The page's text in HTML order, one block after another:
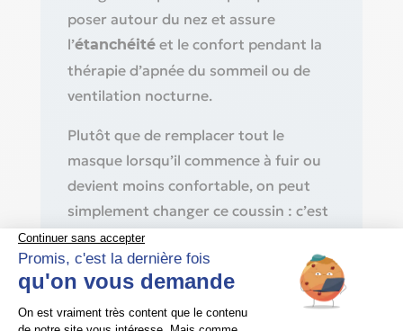
poser autour du nez et assure
l’étanchéitéet le confort pendant la
thérapie d’apnée du sommeil ou de
ventilation nocturne.
Plutôt que de remplacer tout le
masque lorsqu’il commence à fuir ou
devient moins confortable, on peut
simplement changer ce coussin : c’est
lui qui est le plus exposé à l’usure, aux
frottements et aux résidus de
sécrétions ou de produits de
nettoyage.